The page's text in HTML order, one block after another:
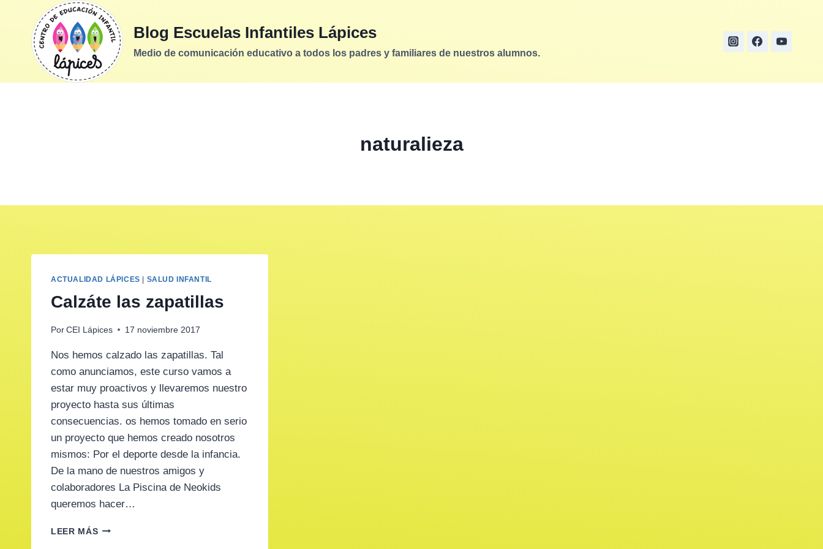
contenido
Blog Escuelas Infantiles Lápices
Medio de comunicación educativo a todos los padres y familiares de nuestros alumnos.
naturalieza
ACTUALIDAD LÁPICES SALUD INFANTIL
Calzáte las zapatillas
Por CEI Lápices 17 noviembre 2017
Nos hemos calzado las zapatillas. Tal
como anunciamos, este curso vamos a
estar muy proactivos y llevaremos nuestro
proyecto hasta sus últimas
consecuencias. os hemos tomado en serio
un proyecto que hemos creado nosotros
mismos: Por el deporte desde la infancia.
De la mano de nuestros amigos y
colaboradores La Piscina de Neokids
queremos hacer…
LEER MÁSCALZÁTE